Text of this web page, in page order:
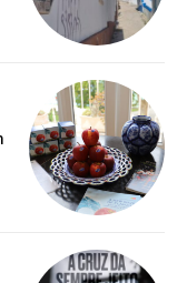
feira em sua